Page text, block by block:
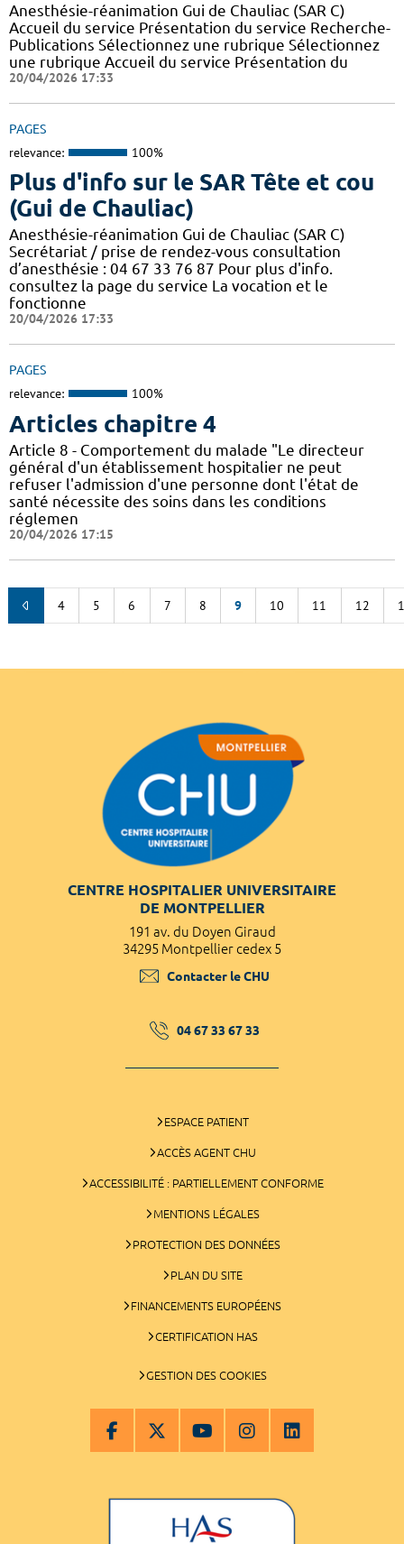
Anesthésie-réanimation Gui de Chauliac (SAR C)
Accueil du service Présentation du service Recherche-
Publications Sélectionnez une rubrique Sélectionnez
une rubrique Accueil du service Présentation du
20/04/2026 17:33
PAGES
relevance: 100%
Plus d'info sur le SAR Tête et cou
(Gui de Chauliac)
Anesthésie-réanimation Gui de Chauliac (SAR C)
Secrétariat / prise de rendez-vous consultation
d’anesthésie : 04 67 33 76 87 Pour plus d'info.
consultez la page du service La vocation et le
fonctionne
20/04/2026 17:33
PAGES
relevance: 100%
Articles chapitre 4
Article 8 - Comportement du malade "Le directeur
général d'un établissement hospitalier ne peut
refuser l'admission d'une personne dont l'état de
santé nécessite des soins dans les conditions
réglemen
20/04/2026 17:15
4 5 6 7 8 9 10 11 12
CENTRE HOSPITALIER UNIVERSITAIRE
DE MONTPELLIER
191 av. du Doyen Giraud
34295 Montpellier cedex 5
Contacter le CHU
04 67 33 67 33
ESPACE PATIENT
ACCÈS AGENT CHU
ACCESSIBILITÉ : PARTIELLEMENT CONFORME
MENTIONS LÉGALES
PROTECTION DES DONNÉES
PLAN DU SITE
FINANCEMENTS EUROPÉENS
CERTIFICATION HAS
GESTION DES COOKIES